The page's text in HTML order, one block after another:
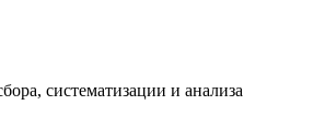
систематизации и анализа